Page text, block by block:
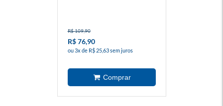
R$ 109,90
R$ 76,90
ou 3x de R$ 25,63 sem juros